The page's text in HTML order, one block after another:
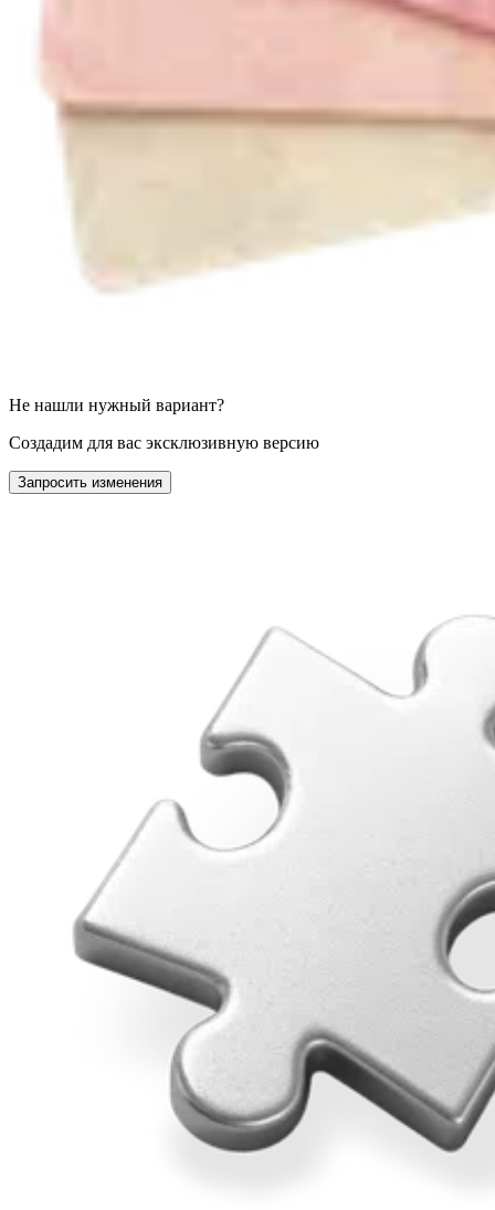
Не нашли нужный вариант?
Создадим для вас эксклюзивную версию
Запросить изменения